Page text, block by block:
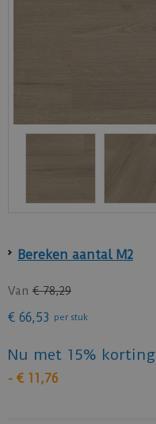
Bereken aantal M2
Van € 78,29
€ 66,53 per stuk
Nu met 15% korting
- € 11,76